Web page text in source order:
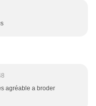
agréable a broder